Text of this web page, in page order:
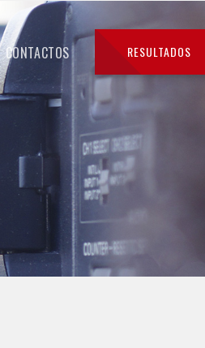
RESULTADOS
CONTACTOS